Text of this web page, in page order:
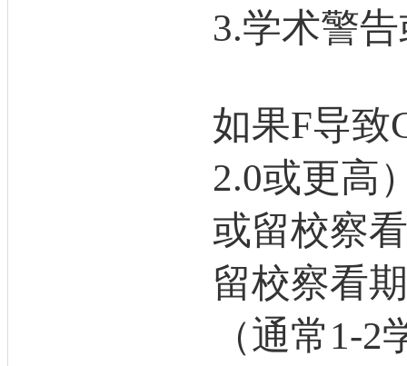
3.学术警
如果F导致
2.0或更高
或留校察
留校察看
（通常1-